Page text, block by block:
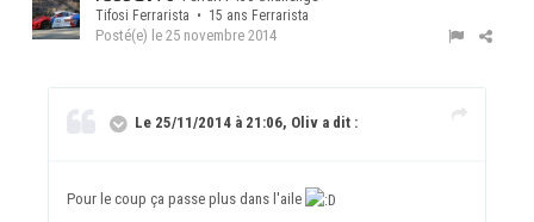
Tifosi Ferrarista • 15 ans Ferrarista
Posté(e) le 25 novembre 2014
Le 25/11/2014 à 21:06, Oliv a dit :
Pour le coup ça passe plus dans l'aile